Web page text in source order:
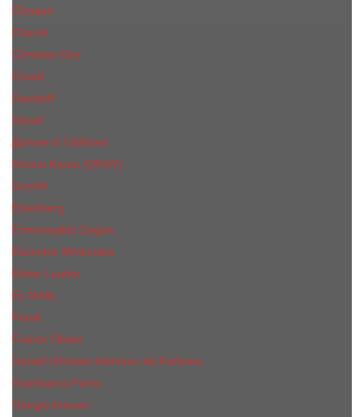
Сliniquе
Chanel
Christian Dior
Creed
Davidoff
Diesel
Дольче & Габбана
Donna Karan (DKNY)
Dunhill
Eisenberg
Ermenegildo Zegna
Escentric Molecules
Еsteе Lаudеr
Ex Nihilo
Fendi
Franck Olivier
Gerald Ghislain Histoires de Parfums
Gianfranco Ferre
Giorgio Armani